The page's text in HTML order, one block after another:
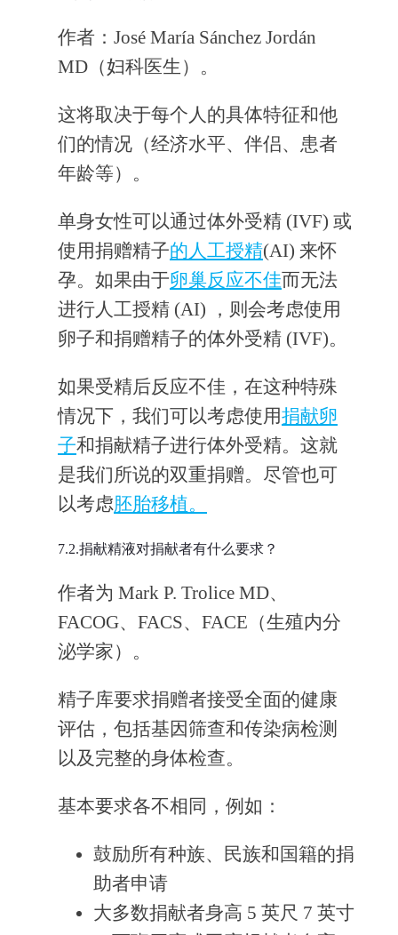
作者：José María Sánchez Jordán
MD（妇科医生）。
这将取决于每个人的具体特征和他
们的情况（经济水平、伴侣、患者
年龄等）。
单身女性可以通过体外受精 (IVF) 或
使用捐赠精子的人工授精(AI) 来怀
孕。如果由于卵巢反应不佳而无法
进行人工授精 (AI) ，则会考虑使用
卵子和捐赠精子的体外受精 (IVF)。
如果受精后反应不佳，在这种特殊
情况下，我们可以考虑使用捐献卵
子和捐献精子进行体外受精。这就
是我们所说的双重捐赠。尽管也可
以考虑胚胎移植。
7.2.捐献精液对捐献者有什么要求？
作者为 Mark P. Trolice MD、
FACOG、FACS、FACE（生殖内分
泌学家）。
精子库要求捐赠者接受全面的健康
评估，包括基因筛查和传染病检测
以及完整的身体检查。
基本要求各不相同，例如：
鼓励所有种族、民族和国籍的捐
助者申请
大多数捐献者身高 5 英尺 7 英寸